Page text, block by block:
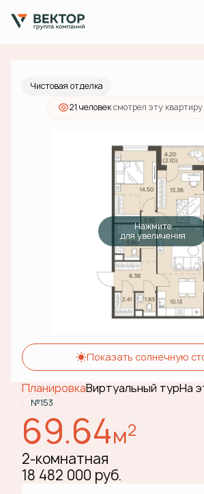
2-комнатная
Ипотекаот 58 756 руб./мес.
Чистовая отделка
21 человексмотрел эту
Нажмите
для увеличения
Показать солнечную
ПланировкаВиртуальный турНа
№153
69.64м2
2-комнатная
18 482 000 руб.